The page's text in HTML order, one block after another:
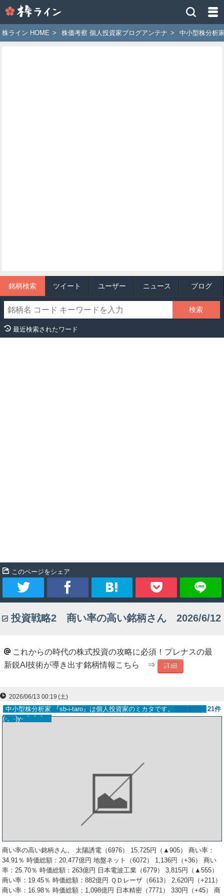
イ
ン
株ライン HOME > 株価考察 個人投資家ブログアンテナ > 中小型株分
銘柄検索 ツイート ユーザー ニュース ブログ
最近検索されたワード
このページをシェア
イ
ー
ト
ェ
ア
ッ
ク
マ
ク
投資戦略2 商い率の高い銘柄さん 2026/6/12
これからの時代の株式投資の攻略に必須！プレナスの最
新鋭AI技術が導き出す銘柄情報こちら ⇒
詳細
2026/06/13 00:19 (土)
中小型株分析家 『sb-i-taro』は個人投資家のミカタです。
(-。-)y-゜゜゜
関連銘柄 21件
商い率の高い銘柄さん。 太陽誘電（6976） 15,725円（▲905） 商い率：
34.91％ 時価総額：20,477億円 地盤ネット（6072） 1,136円（+36） 商い
率：25.70％ 時価総額：263億円 日本電波工業（6779） 3,815円（▲555）
商い率：19.45％ 時価総額：882億円 ＱＤレーザ（6613） 2,620円（+211）
商い率：16.98％ 時価総額：1,098億円 日本精密（7771） 330円（+45） 商